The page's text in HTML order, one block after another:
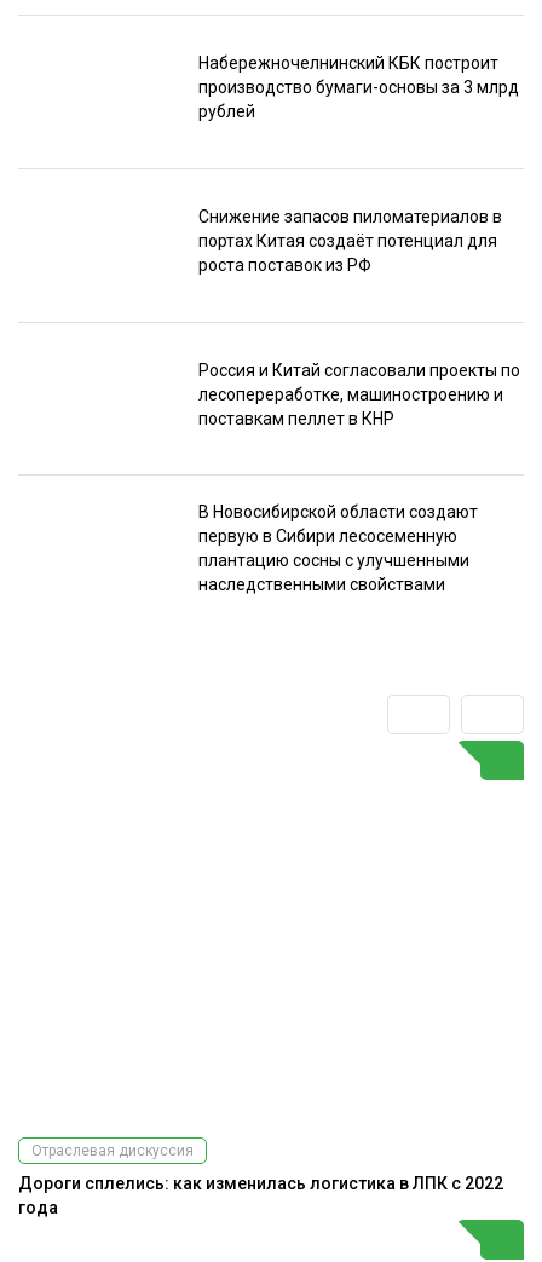
Набережночелнинский КБК построит
производство бумаги-основы за 3 млрд
рублей
Снижение запасов пиломатериалов в
портах Китая создаёт потенциал для
роста поставок из РФ
Россия и Китай согласовали проекты по
лесопереработке, машиностроению и
поставкам пеллет в КНР
В Новосибирской области создают
первую в Сибири лесосеменную
плантацию сосны с улучшенными
наследственными свойствами
Отраслевая дискуссия
Дороги сплелись: как изменилась логистика в ЛПК с 2022
года